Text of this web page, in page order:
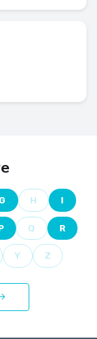
G H I
Q R
Y Z